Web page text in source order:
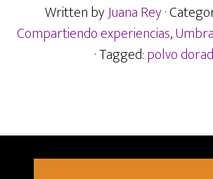
Written byJuana Rey·
Compartiendo experiencias,
· Tagged:polvo